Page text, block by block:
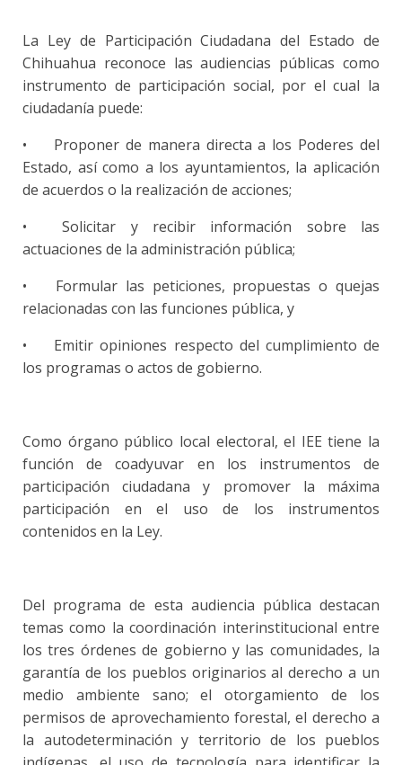
La Ley de Participación Ciudadana del Estado de
Chihuahua reconoce las audiencias públicas como
instrumento de participación social, por el cual la
ciudadanía puede:
•
Proponer de manera directa a los Poderes del
Estado, así como a los ayuntamientos, la aplicación
de acuerdos o la realización de acciones;
•
Solicitar y recibir información sobre las
actuaciones de la administración pública;
•
Formular las peticiones, propuestas o quejas
relacionadas con las funciones pública, y
•
Emitir opiniones respecto del cumplimiento de
los programas o actos de gobierno.
Como órgano público local electoral, el IEE tiene la
función de coadyuvar en los instrumentos de
participación ciudadana y promover la máxima
participación en el uso de los instrumentos
contenidos en la Ley.
Del programa de esta audiencia pública destacan
temas como la coordinación interinstitucional entre
los tres órdenes de gobierno y las comunidades, la
garantía de los pueblos originarios al derecho a un
medio ambiente sano; el otorgamiento de los
permisos de aprovechamiento forestal, el derecho a
la autodeterminación y territorio de los pueblos